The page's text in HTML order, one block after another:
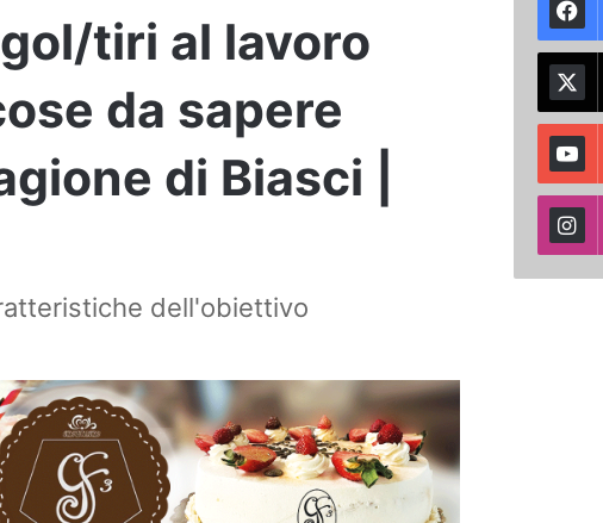
tiri al lavoro
da sapere
di Biasci |
dell'obiettivo